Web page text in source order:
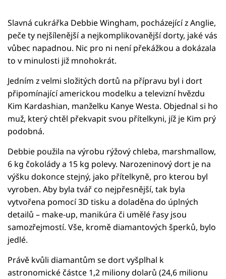
Slavná cukrářka Debbie Wingham, pocházející z Anglie,
peče ty nejšílenější a nejkomplikovanější dorty, jaké vás
vůbec napadnou. Nic pro ni není překážkou a dokázala
to v minulosti již mnohokrát.
Jedním z velmi složitých dortů na přípravu byl i dort
připomínající americkou modelku a televizní hvězdu
Kim Kardashian, manželku Kanye Westa. Objednal si ho
muž, který chtěl překvapit svou přítelkyni, jíž je Kim prý
podobná.
Debbie použila na výrobu rýžový chleba, marshmallow,
6 kg čokolády a 15 kg polevy. Narozeninový dort je na
výšku dokonce stejný, jako přítelkyně, pro kterou byl
vyroben. Aby byla tvář co nejpřesnější, tak byla
vytvořena pomocí 3D tisku a doladěna do úplných
detailů – make-up, manikúra či umělé řasy jsou
samozřejmostí. Vše, kromě diamantových šperků, bylo
jedlé.
Právě kvůli diamantům se dort vyšplhal k
astronomické částce 1,2 miliony dolarů (24,6 milionu